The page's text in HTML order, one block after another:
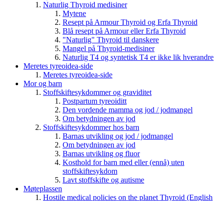
Naturlig Thyroid medisiner
Mytene
Resept på Armour Thyroid og Erfa Thyroid
Blå resept på Armour eller Erfa Thyroid
"Naturlig" Thyroid til danskere
Mangel på Thyroid-medisiner
Naturlig T4 og syntetisk T4 er ikke lik hverandre
Meretes tyreoidea-side
Meretes tyreoidea-side
Mor og barn
Stoffskiftesykdommer og graviditet
Postpartum tyreoiditt
Den vordende mamma og jod / jodmangel
Om betydningen av jod
Stoffskiftesykdommer hos barn
Barnas utvikling og jod / jodmangel
Om betydningen av jod
Barnas utvikling og fluor
Kosthold for barn med eller (ennå) uten
stoffskiftesykdom
Lavt stoffskifte og autisme
Møteplassen
Hostile medical policies on the planet Thyroid (English